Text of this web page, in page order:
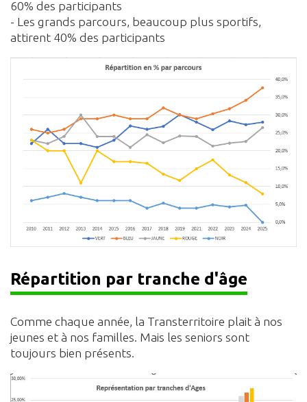
60% des participants
- Les grands parcours, beaucoup plus sportifs,
attirent 40% des participants
Répartition par tranche d'âge
Comme chaque année, la Transterritoire plait à nos
jeunes et à nos familles. Mais les seniors sont
toujours bien présents.